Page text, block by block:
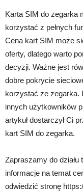
Karta SIM do zegarka
korzystać z pełnych
Cena kart SIM może
oferty, dlatego warto
decyzji. Ważne jest
dobre pokrycie
korzystać ze zegarka.
innych użytkowników
artykuł dostarczył Ci
kart SIM do zegarka.
Zapraszamy do
informacje na temat
odwiedzić stronę